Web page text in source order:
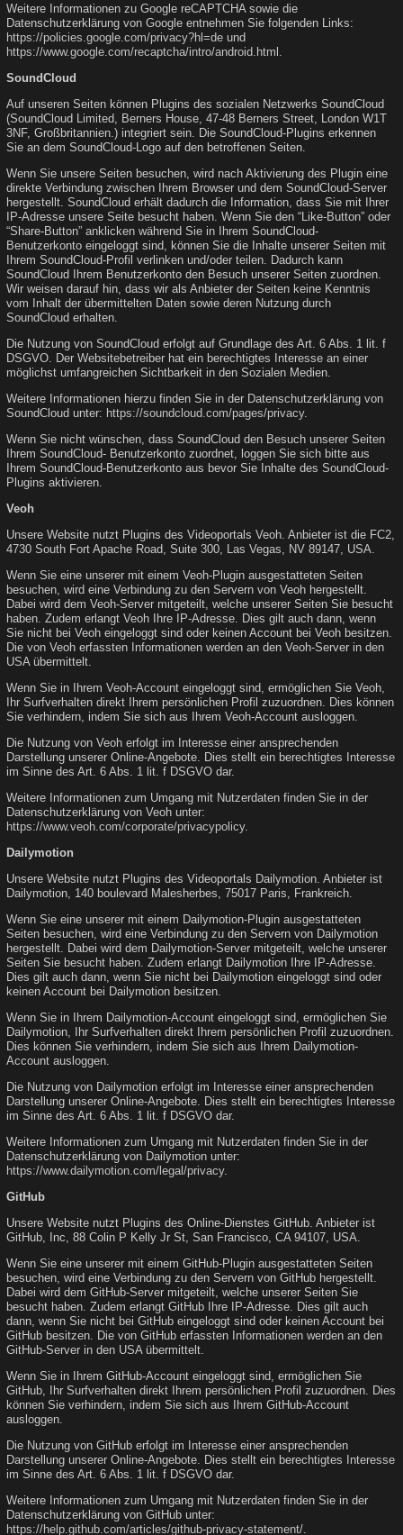
Weitere Informationen zu Google reCAPTCHA sowie die
Datenschutzerklärung von Google entnehmen Sie folgenden Links:
https://policies.google.com/privacy?hl=de und
https://www.google.com/recaptcha/intro/android.html
SoundCloud
Auf unseren Seiten können Plugins des sozialen Netzwerks SoundCloud
(SoundCloud Limited, Berners House, 47-48 Berners Street, London W1T
3NF, Großbritannien.) integriert sein. Die SoundCloud-Plugins erkennen
Sie an dem SoundCloud-Logo auf den betroffenen Seiten.
Wenn Sie unsere Seiten besuchen, wird nach Aktivierung des Plugin eine
direkte Verbindung zwischen Ihrem Browser und dem SoundCloud-Server
hergestellt. SoundCloud erhält dadurch die Information, dass Sie mit Ihrer
IP-Adresse unsere Seite besucht haben. Wenn Sie den “Like-Button” oder
“Share-Button” anklicken während Sie in Ihrem SoundCloud-
Benutzerkonto eingeloggt sind, können Sie die Inhalte unserer Seiten mit
Ihrem SoundCloud-Profil verlinken und/oder teilen. Dadurch kann
SoundCloud Ihrem Benutzerkonto den Besuch unserer Seiten zuordnen.
Wir weisen darauf hin, dass wir als Anbieter der Seiten keine Kenntnis
vom Inhalt der übermittelten Daten sowie deren Nutzung durch
SoundCloud erhalten.
Die Nutzung von SoundCloud erfolgt auf Grundlage des Art. 6 Abs. 1 lit. f
DSGVO. Der Websitebetreiber hat ein berechtigtes Interesse an einer
möglichst umfangreichen Sichtbarkeit in den Sozialen Medien.
Weitere Informationen hierzu finden Sie in der Datenschutzerklärung von
SoundCloud unter: https://soundcloud.com/pages/privacy.
Wenn Sie nicht wünschen, dass SoundCloud den Besuch unserer Seiten
Ihrem SoundCloud- Benutzerkonto zuordnet, loggen Sie sich bitte aus
Ihrem SoundCloud-Benutzerkonto aus bevor Sie Inhalte des SoundCloud-
Plugins aktivieren.
Veoh
Unsere Website nutzt Plugins des Videoportals Veoh. Anbieter ist die FC2,
4730 South Fort Apache Road, Suite 300, Las Vegas, NV 89147, USA.
Wenn Sie eine unserer mit einem Veoh-Plugin ausgestatteten Seiten
besuchen, wird eine Verbindung zu den Servern von Veoh hergestellt.
Dabei wird dem Veoh-Server mitgeteilt, welche unserer Seiten Sie besucht
haben. Zudem erlangt Veoh Ihre IP-Adresse. Dies gilt auch dann, wenn
Sie nicht bei Veoh eingeloggt sind oder keinen Account bei Veoh besitzen.
Die von Veoh erfassten Informationen werden an den Veoh-Server in den
USA übermittelt.
Wenn Sie in Ihrem Veoh-Account eingeloggt sind, ermöglichen Sie Veoh,
Ihr Surfverhalten direkt Ihrem persönlichen Profil zuzuordnen. Dies können
Sie verhindern, indem Sie sich aus Ihrem Veoh-Account ausloggen.
Die Nutzung von Veoh erfolgt im Interesse einer ansprechenden
Darstellung unserer Online-Angebote. Dies stellt ein berechtigtes Interesse
im Sinne des Art. 6 Abs. 1 lit. f DSGVO dar.
Weitere Informationen zum Umgang mit Nutzerdaten finden Sie in der
Datenschutzerklärung von Veoh unter:
https://www.veoh.com/corporate/privacypolicy.
Dailymotion
Unsere Website nutzt Plugins des Videoportals Dailymotion. Anbieter ist
Dailymotion, 140 boulevard Malesherbes, 75017 Paris, Frankreich.
Wenn Sie eine unserer mit einem Dailymotion-Plugin ausgestatteten
Seiten besuchen, wird eine Verbindung zu den Servern von Dailymotion
hergestellt. Dabei wird dem Dailymotion-Server mitgeteilt, welche unserer
Seiten Sie besucht haben. Zudem erlangt Dailymotion Ihre IP-Adresse.
Dies gilt auch dann, wenn Sie nicht bei Dailymotion eingeloggt sind oder
keinen Account bei Dailymotion besitzen.
Wenn Sie in Ihrem Dailymotion-Account eingeloggt sind, ermöglichen Sie
Dailymotion, Ihr Surfverhalten direkt Ihrem persönlichen Profil zuzuordnen.
Dies können Sie verhindern, indem Sie sich aus Ihrem Dailymotion-
Account ausloggen.
Die Nutzung von Dailymotion erfolgt im Interesse einer ansprechenden
Darstellung unserer Online-Angebote. Dies stellt ein berechtigtes Interesse
im Sinne des Art. 6 Abs. 1 lit. f DSGVO dar.
Weitere Informationen zum Umgang mit Nutzerdaten finden Sie in der
Datenschutzerklärung von Dailymotion unter:
https://www.dailymotion.com/legal/privacy.
GitHub
Unsere Website nutzt Plugins des Online-Dienstes GitHub. Anbieter ist
GitHub, Inc, 88 Colin P Kelly Jr St, San Francisco, CA 94107, USA.
Wenn Sie eine unserer mit einem GitHub-Plugin ausgestatteten Seiten
besuchen, wird eine Verbindung zu den Servern von GitHub hergestellt.
Dabei wird dem GitHub-Server mitgeteilt, welche unserer Seiten Sie
besucht haben. Zudem erlangt GitHub Ihre IP-Adresse. Dies gilt auch
dann, wenn Sie nicht bei GitHub eingeloggt sind oder keinen Account bei
GitHub besitzen. Die von GitHub erfassten Informationen werden an den
GitHub-Server in den USA übermittelt.
Wenn Sie in Ihrem GitHub-Account eingeloggt sind, ermöglichen Sie
GitHub, Ihr Surfverhalten direkt Ihrem persönlichen Profil zuzuordnen. Dies
können Sie verhindern, indem Sie sich aus Ihrem GitHub-Account
ausloggen.
Die Nutzung von GitHub erfolgt im Interesse einer ansprechenden
Darstellung unserer Online-Angebote. Dies stellt ein berechtigtes Interesse
im Sinne des Art. 6 Abs. 1 lit. f DSGVO dar.
Weitere Informationen zum Umgang mit Nutzerdaten finden Sie in der
Datenschutzerklärung von GitHub unter:
https://help.github.com/articles/github-privacy-statement/